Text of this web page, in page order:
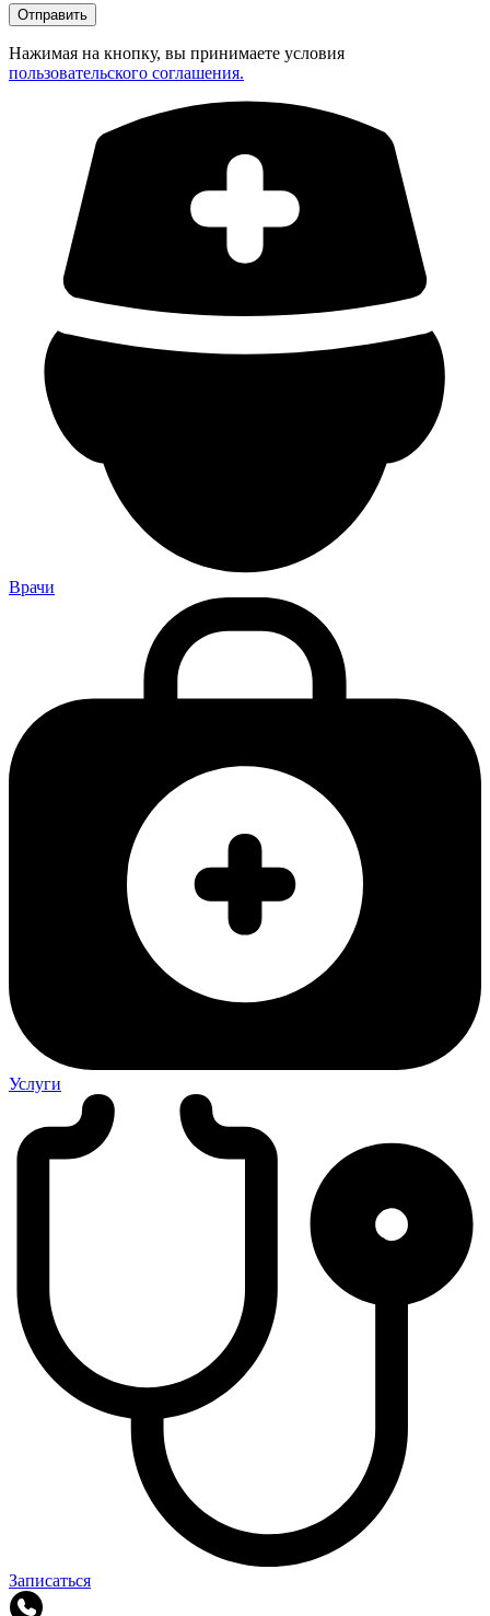
Нажимая на кнопку, вы принимаете условия
пользовательского соглашения.
Врачи
Услуги
Записаться